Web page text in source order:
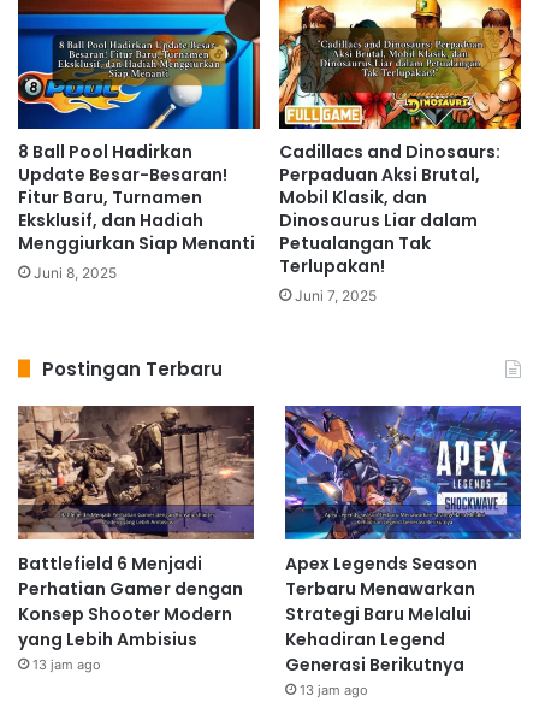
8 Ball Pool Hadirkan
Update Besar-Besaran!
Fitur Baru, Turnamen
Eksklusif, dan Hadiah
Menggiurkan Siap Menanti
Juni 8, 2025
Cadillacs and Dinosaurs:
Perpaduan Aksi Brutal,
Mobil Klasik, dan
Dinosaurus Liar dalam
Petualangan Tak
Terlupakan!
Juni 7, 2025
Postingan Terbaru
Battlefield 6 Menjadi
Perhatian Gamer dengan
Konsep Shooter Modern
yang Lebih Ambisius
13 jam ago
Apex Legends Season
Terbaru Menawarkan
Strategi Baru Melalui
Kehadiran Legend
Generasi Berikutnya
13 jam ago